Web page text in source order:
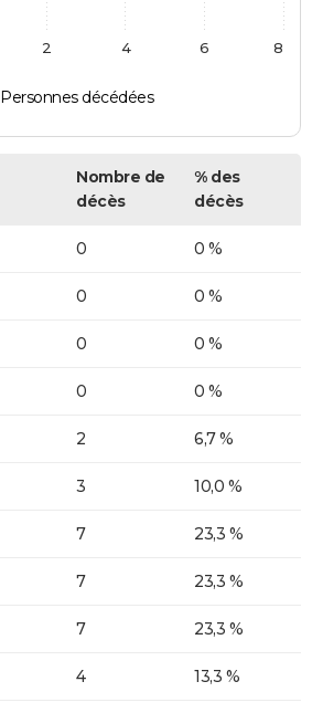
Personnes décédées
2 4 6 8
Nombre de
décès
% des
décès
0 0 %
0 0 %
0 0 %
0 0 %
2 6,7 %
3 10,0 %
7 23,3 %
7 23,3 %
7 23,3 %
4 13,3 %